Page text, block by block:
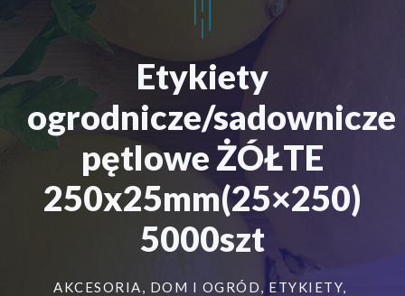
Etykiety
ogrodnicze/sadownicze
pętlowe ŻÓŁTE
250x25mm(25×250)
5000szt
AKCESORIA, DOM I OGRÓD, ETYKIETY,